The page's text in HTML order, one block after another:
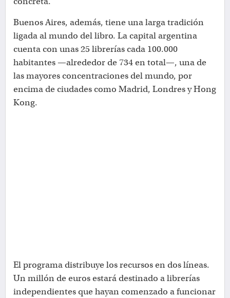
Buenos Aires, además, tiene una larga tradición
ligada al mundo del libro. La capital argentina
cuenta con unas 25 librerías cada 100.000
habitantes —alrededor de 734 en total—, una de
las mayores concentraciones del mundo, por
encima de ciudades como Madrid, Londres y Hong
Kong.
El programa distribuye los recursos en dos líneas.
Un millón de euros estará destinado a librerías
independientes que hayan comenzado a funcionar